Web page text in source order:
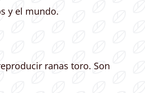
y el mundo.
ranas toro. Son